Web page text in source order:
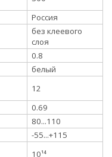
Россия
без клеевого
слоя
0.8
белый
12
0.69
80...110
-55...+115
10¹⁴